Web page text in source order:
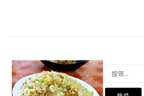
關